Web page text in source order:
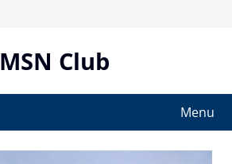
MSN Club
Menu